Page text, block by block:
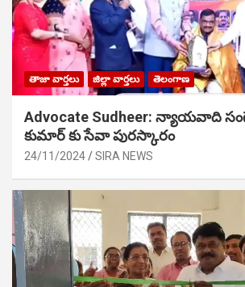
తాజా వార్తలు జిల్లా వార్తలు తెలంగాణ
Advocate Sudheer: న్యాయవాది
కుమార్ కు సేవా పురస్కారం
24/11/2024 SIRA NEWS